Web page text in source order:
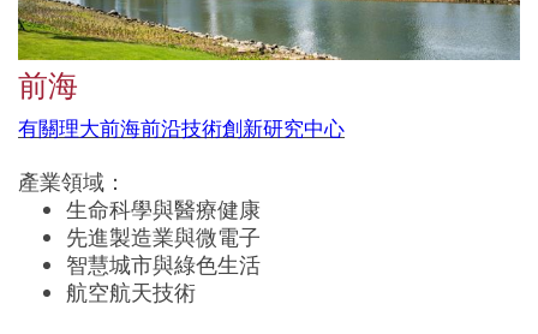
前海
有關理大前海前沿技術創新研究中心
產業領域：
生命科學與醫療健康
先進製造業與微電子
智慧城市與綠色生活
航空航天技術